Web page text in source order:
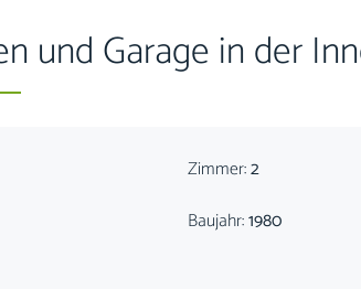
und Garage in der
Zimmer:2
Baujahr:1980